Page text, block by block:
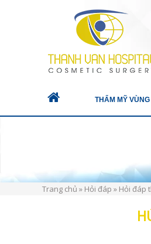
THẨM MỸ
Trang chủ » Hỏi đáp » Hỏi đáp